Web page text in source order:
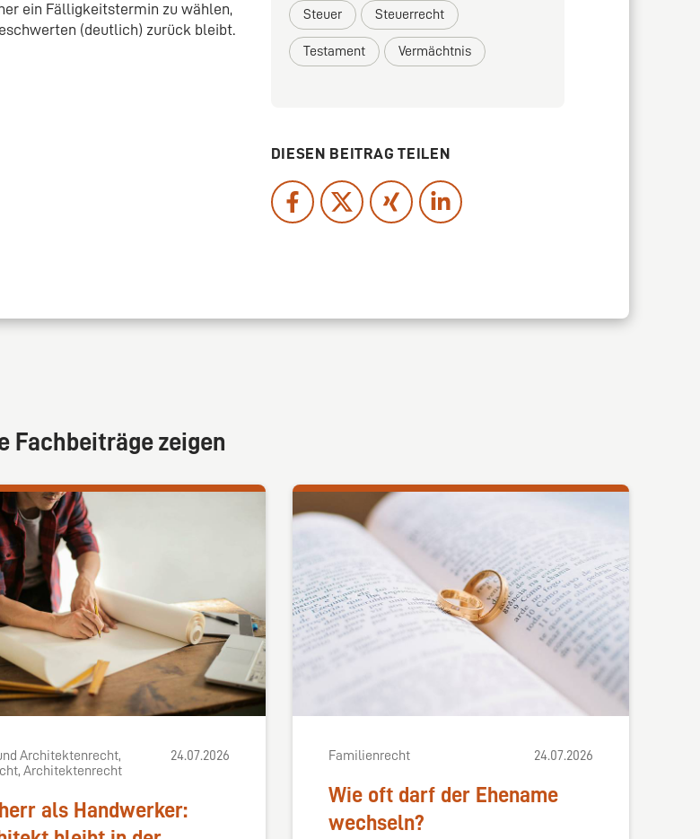
ein Fälligkeitstermin zu wählen,
(deutlich) zurück bleibt.
Steuer Steuerrecht
Testament Vermächtnis
DIESEN BEITRAG TEILEN
Fachbeiträge zeigen
Architektenrecht,
Architektenrecht
24.07.2026
als Handwerker:
Familienrecht 24.07.2026
Wie oft darf der Ehename
wechseln?